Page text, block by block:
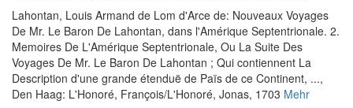
Lahontan, Louis Armand de Lom d'Arce de: Nouveaux Voyages
De Mr. Le Baron De Lahontan, dans l'Amérique Septentrionale. 2.
Memoires De L'Amérique Septentrionale, Ou La Suite Des
Voyages De Mr. Le Baron De Lahontan ; Qui contiennent La
Description d'une grande étenduë de Païs de ce Continent, ...,
Den Haag: L'Honoré, François/L'Honoré, Jonas, 1703 Mehr